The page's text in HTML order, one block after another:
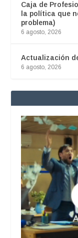
Caja de
la política que
problema)
6 agosto, 2026
Actualización
6 agosto, 2026